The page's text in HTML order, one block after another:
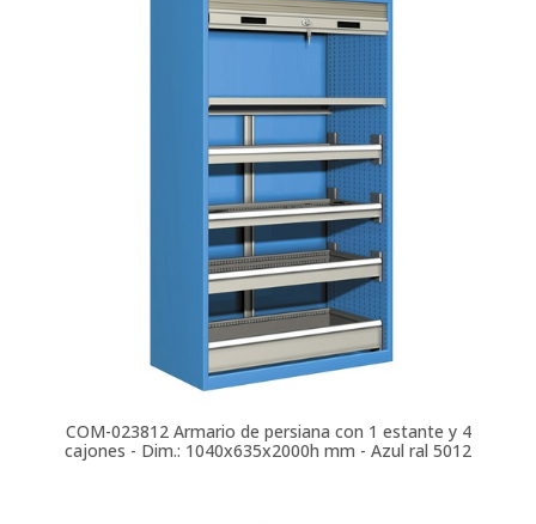
COM-023812 Armario de persiana con 1 estante y 4
cajones - Dim.: 1040x635x2000h mm - Azul ral 5012